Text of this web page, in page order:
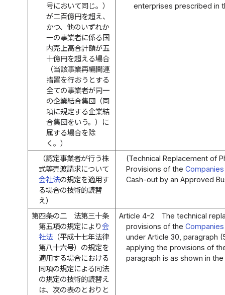
号において同じ。）
が二百億円を超え、
かつ、他のいずれか
一の事業者に係る国
内売上高合計額が五
十億円を超える場合
（当該事業再編関連
措置を行おうとする
全ての事業者が同一
の企業結合集団（同
項に規定する企業結
合集団をいう。）に
属する場合を除
く。）
enterprises prescribed in
（認定事業者が行う株
式等売渡請求について
会社法の規定を適用す
る場合の技術的読替
え）
(Technical Replacement of
Provisions of the
Cash-out by an Approved
第四条の二
法第三十条
第五項の規定により会
社法（平成十七年法律
第八十六号）の規定を
適用する場合における
同項の規定による同法
の規定の技術的読替え
は、次の表のとおりと
Article 4-2
The technical
provisions of the
under Article 30, paragraph
applying the provisions of
paragraph is as shown in